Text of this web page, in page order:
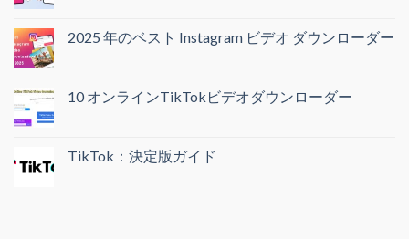
2025 年のベスト Instagram ビデオ ダウンローダー
10 オンラインTikTokビデオダウンローダー
TikTok：決定版ガイド